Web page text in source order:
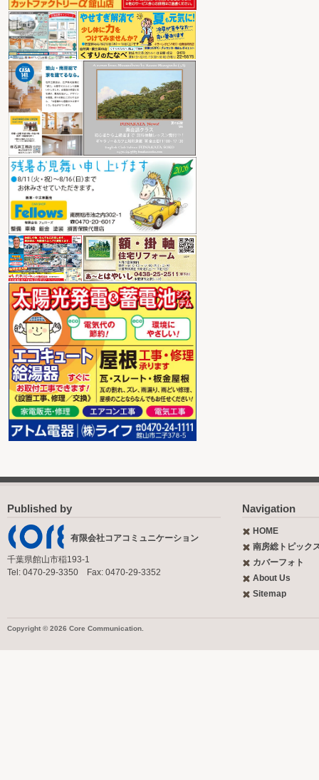
Published by
有限会社コアコミュニケーション
千葉県館山市稲193-1
Tel: 0470-29-3350 Fax: 0470-29-3352
Navigation
HOME
南房総トピック
カバーフォト
About Us
Sitemap
Copyright © 2026 Core Communication.